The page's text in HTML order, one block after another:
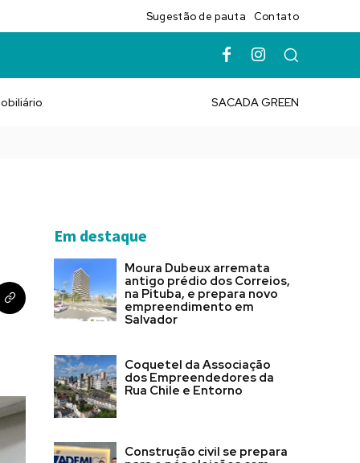
Sugestão de pauta Contato
SACADA GREEN
Em destaque
Moura Dubeux arremata
antigo prédio dos Correios,
na Pituba, e prepara novo
empreendimento em
Salvador
Coquetel da Associação
dos Empreendedores da
Rua Chile e Entorno
Construção civil se prepara